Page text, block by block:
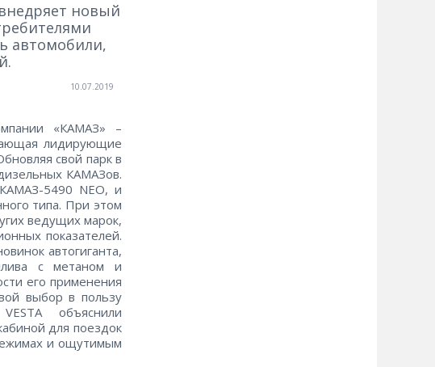
новый
автомобили,
10.07.2019
«КАМАЗ» –
лидирующие
свой парк в
КАМАЗов.
5490 NEO, и
типа. При этом
ведущих марок,
показателей.
автогиганта,
с метаном и
его применения
выбор в пользу
объяснили
для поездок
и ощутимым